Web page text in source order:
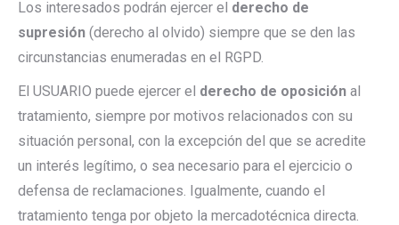
Los interesados podrán ejercer el derecho de
supresión (derecho al olvido) siempre que se den las
circunstancias enumeradas en el RGPD.
El USUARIO puede ejercer el derecho de oposición al
tratamiento, siempre por motivos relacionados con su
situación personal, con la excepción del que se acredite
un interés legítimo, o sea necesario para el ejercicio o
defensa de reclamaciones. Igualmente, cuando el
tratamiento tenga por objeto la mercadotécnica directa.